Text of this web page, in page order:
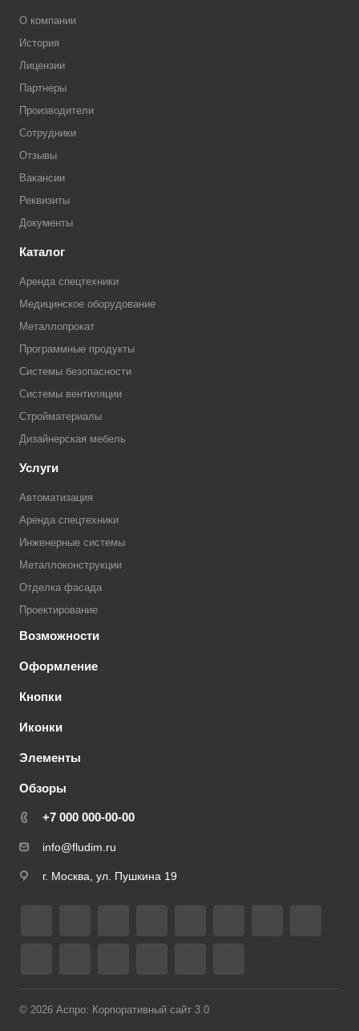
О компании
История
Лицензии
Партнеры
Производители
Сотрудники
Отзывы
Вакансии
Реквизиты
Документы
Каталог
Аренда спецтехники
Медицинское оборудование
Металлопрокат
Программные продукты
Системы безопасности
Системы вентиляции
Стройматериалы
Дизайнерская мебель
Услуги
Автоматизация
Аренда спецтехники
Инженерные системы
Металлоконструкции
Отделка фасада
Проектирование
Возможности
Оформление
Кнопки
Иконки
Элементы
Обзоры
+7 000 000-00-00
info@fludim.ru
г. Москва, ул. Пушкина 19
© 2026 Аспро: Корпоративный сайт 3.0